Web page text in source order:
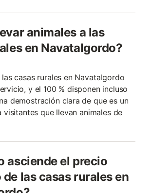
animales a las
en Navatalgordo?
las casas rurales en Navatalgordo
y el 100 % disponen incluso
demostración clara de que es un
visitantes que llevan animales de
asciende el precio
las casas rurales en